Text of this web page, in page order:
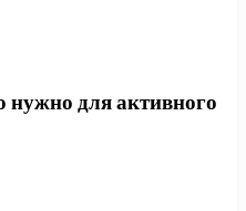
нужно для активного